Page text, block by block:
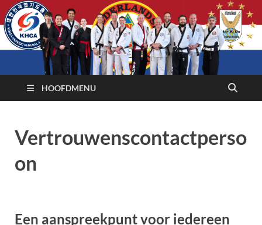
HOOFDMENU
Vertrouwenscontactperso
on
Een aanspreekpunt voor iedereen